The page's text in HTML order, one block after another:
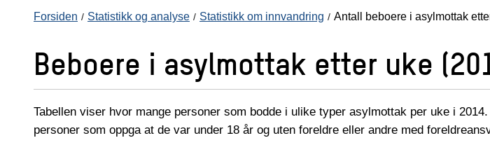
Forsiden Statistikk og analyse Statistikk om innvandring Antall beboere i asylmottak
Beboere i asylmottak etter uke
Tabellen viser hvor mange personer som bodde i ulike typer asylmottak per uke i
personer som oppga at de var under 18 år og uten foreldre eller andre med